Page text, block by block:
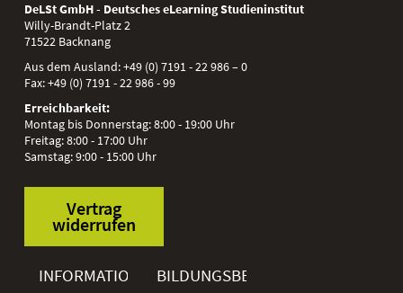
DeLSt GmbH - Deutsches eLearning Studieninstitut
Willy-Brandt-Platz 2
71522 Backnang
Aus dem Ausland:+49 (0) 7191 - 22 986 – 0
Fax:+49 (0) 7191 - 22 986 - 99
Erreichbarkeit:
Montag bis Donnerstag: 8:00 - 19:00 Uhr
Freitag: 8:00 - 17:00 Uhr
Samstag: 9:00 - 15:00 Uhr
Vertrag
widerrufen
INFORMATIONENBILDUNGSBEREICHE